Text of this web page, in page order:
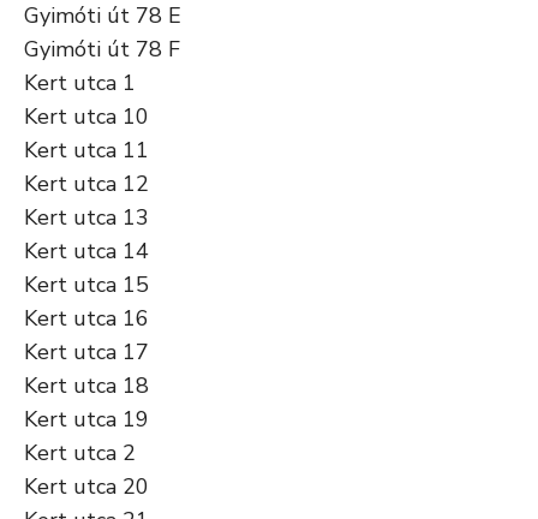
Gyimóti út 78 E
Gyimóti út 78 F
Kert utca 1
Kert utca 10
Kert utca 11
Kert utca 12
Kert utca 13
Kert utca 14
Kert utca 15
Kert utca 16
Kert utca 17
Kert utca 18
Kert utca 19
Kert utca 2
Kert utca 20